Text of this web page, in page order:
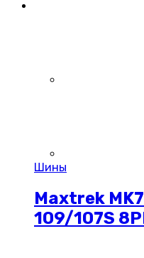
Шины
Maxtrek
109/107S